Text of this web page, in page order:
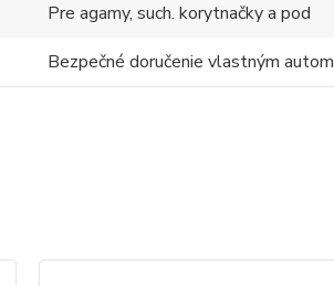
Pre agamy, such. korytnačky a pod
Bezpečné doručenie vlastným autom